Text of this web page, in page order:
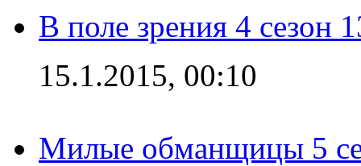
В поле зрения 4 сезон
15.1.2015, 00:10
Милые обманщицы 5